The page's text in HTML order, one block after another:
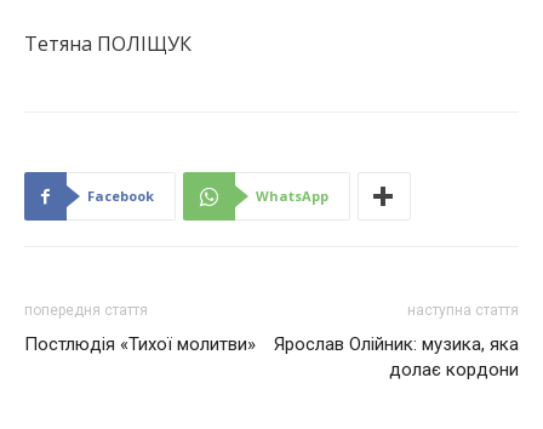
Тетяна ПОЛІЩУК
Facebook WhatsApp
попередня стаття
Постлюдія «Тихої молитви»
наступна стаття
Ярослав Олійник: музика, яка
долає кордони